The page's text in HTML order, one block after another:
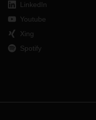
LinkedIn
Youtube
Xing
Spotify